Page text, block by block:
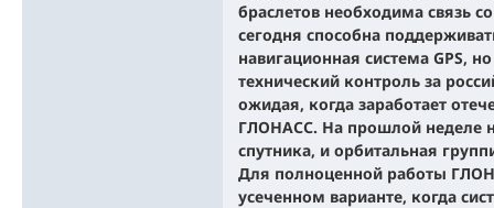
браслетов необходима связь
сегодня способна
навигационная система GPS,
технический контроль за
ожидая, когда заработает
ГЛОНАСС. На прошлой неделе
спутника, и орбитальная
Для полноценной работы
усеченном варианте, когда